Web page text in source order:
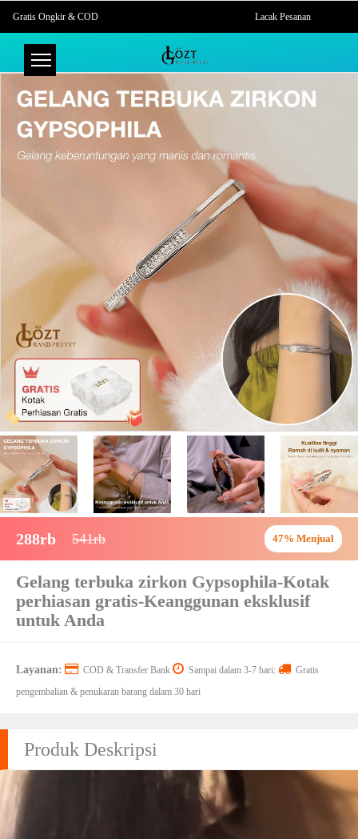
Gratis Ongkir & COD Lacak Pesanan
288rb 541rb 47% Menjual
Gelang terbuka zirkon Gypsophila-Kotak
perhiasan gratis-Keanggunan eksklusif
untuk Anda
Layanan: COD & Transfer Bank Sampai dalam 3-7 hari:
Gratis
pengembalian & penukaran barang dalam 30 hari
Produk Deskripsi